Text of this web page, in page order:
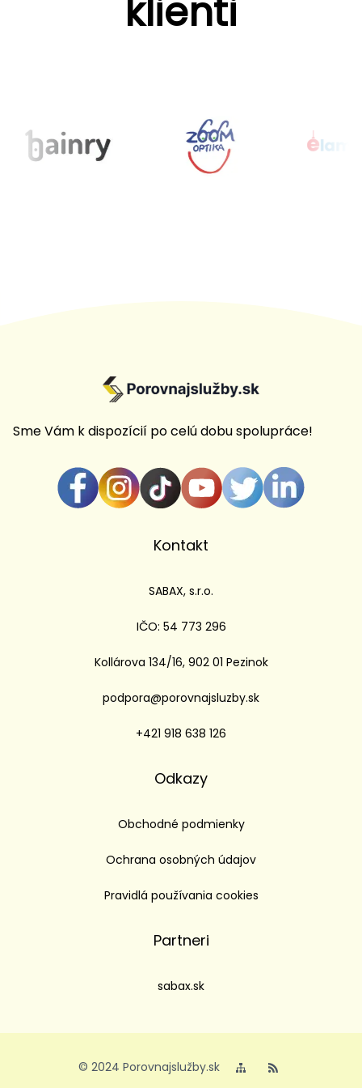
klienti
Sme Vám k dispozícií po celú dobu spolupráce!
Kontakt
SABAX, s.r.o.
IČO: 54 773 296
Kollárova 134/16, 902 01 Pezinok
podpora@porovnajsluzby.sk
+421 918 638 126
Odkazy
Obchodné podmienky
Ochrana osobných údajov
Pravidlá používania cookies
Partneri
sabax.sk
© 2024 Porovnajslužby.sk